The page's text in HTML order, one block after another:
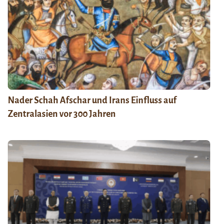
Nader Schah Afschar und Irans Einfluss auf
Zentralasien vor 300 Jahren